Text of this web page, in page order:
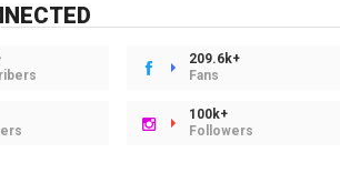
209.6k+
Fans
100k+
Followers